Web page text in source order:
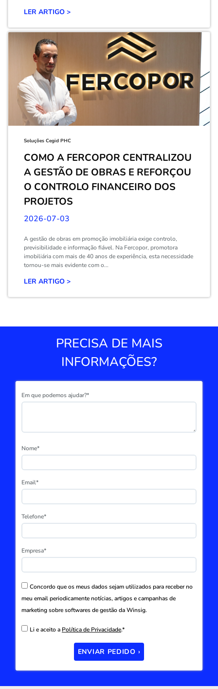
LER ARTIGO >
Soluções Cegid PHC
COMO A FERCOPOR CENTRALIZOU
A GESTÃO DE OBRAS E REFORÇOU
O CONTROLO FINANCEIRO DOS
PROJETOS
2026-07-03
A gestão de obras em promoção imobiliária exige controlo,
previsibilidade e informação fiável. Na Fercopor, promotora
imobiliária com mais de 40 anos de experiência, esta necessidade
tornou-se mais evidente com o...
LER ARTIGO >
PRECISA DE MAIS
INFORMAÇÕES?
Em que podemos ajudar?*
Nome*
Email*
Telefone*
Empresa*
Concordo que os meus dados sejam utilizados para receber no
meu email periodicamente notícias, artigos e campanhas de
marketing sobre softwares de gestão da Winsig.
Li e aceito a Política de Privacidade.*
ENVIAR PEDIDO ›